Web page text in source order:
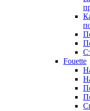
Fouette